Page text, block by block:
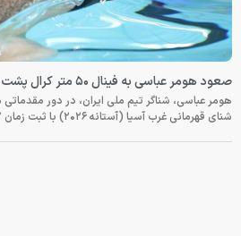
صعود هومر عباسی به فینال ۵۰ متر کرال پشت مسابقات غرب آسیا
شنای قهرمانی غرب آسیا (آستانه ۲۰۲۶) با ثبت زمان ۲۵.۶۷ ثانیه در جایگاه نخست قرار